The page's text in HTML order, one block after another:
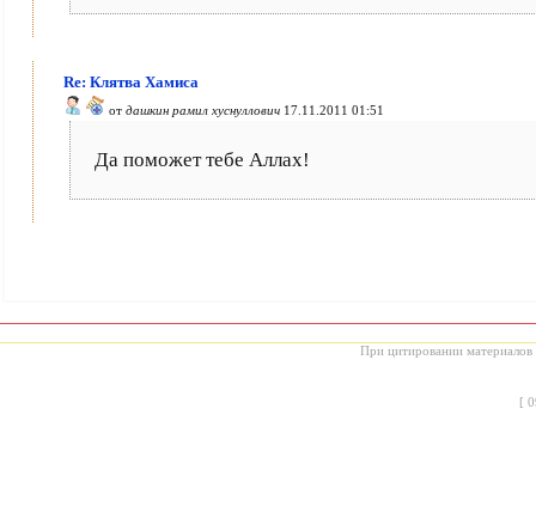
Re: Клятва Хамиса
от дашкин рамил хуснуллович 17.11.2011 01:51
Да поможет тебе Аллах!
При цитировании материалов
[